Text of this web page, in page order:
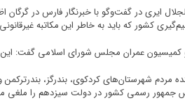
ایری در گفت‌وگو با خبرنگار فارس در
کشور که باید به خاطر این مکاتبه
عمران مجلس شورای اسلامی گفت: این
مردم شهرستان‌های کردکوی، بندرگز،
جمهور رسمی کشور در دولت سیزدهم را ملغی